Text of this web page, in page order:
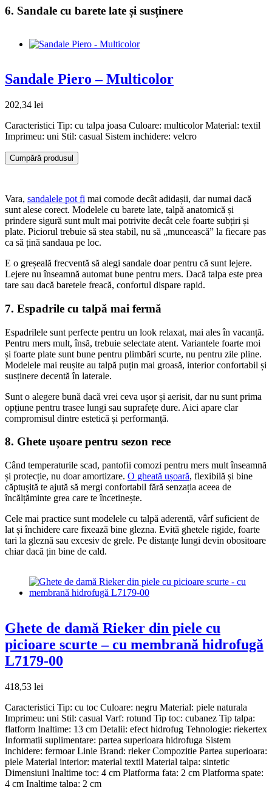
6. Sandale cu barete late și susținere
Sandale Piero – Multicolor
202,34 lei
Caracteristici Tip: cu talpa joasa Culoare: multicolor Material: textil
Imprimeu: uni Stil: casual Sistem inchidere: velcro
Cumpără produsul
Vara, sandalele pot fi mai comode decât adidașii, dar numai dacă
sunt alese corect. Modelele cu barete late, talpă anatomică și
prindere sigură sunt mult mai potrivite decât cele foarte subțiri și
plate. Piciorul trebuie să stea stabil, nu să „muncească” la fiecare pas
ca să țină sandaua pe loc.
E o greșeală frecventă să alegi sandale doar pentru că sunt lejere.
Lejere nu înseamnă automat bune pentru mers. Dacă talpa este prea
tare sau dacă baretele freacă, confortul dispare rapid.
7. Espadrile cu talpă mai fermă
Espadrilele sunt perfecte pentru un look relaxat, mai ales în vacanță.
Pentru mers mult, însă, trebuie selectate atent. Variantele foarte moi
și foarte plate sunt bune pentru plimbări scurte, nu pentru zile pline.
Modelele mai reușite au talpă puțin mai groasă, interior confortabil și
susținere decentă în laterale.
Sunt o alegere bună dacă vrei ceva ușor și aerisit, dar nu sunt prima
opțiune pentru trasee lungi sau suprafețe dure. Aici apare clar
compromisul dintre estetică și performanță.
8. Ghete ușoare pentru sezon rece
Când temperaturile scad, pantofii comozi pentru mers mult înseamnă
și protecție, nu doar amortizare. O gheată ușoară, flexibilă și bine
căptușită te ajută să mergi confortabil fără senzația aceea de
încălțăminte grea care te încetinește.
Cele mai practice sunt modelele cu talpă aderentă, vârf suficient de
lat și închidere care fixează bine glezna. Evită ghetele rigide, foarte
tari la gleznă sau excesiv de grele. Pe distanțe lungi devin obositoare
chiar dacă țin bine de cald.
Ghete de damă Rieker din piele cu
picioare scurte – cu membrană hidrofugă
L7179-00
418,53 lei
Caracteristici Tip: cu toc Culoare: negru Material: piele naturala
Imprimeu: uni Stil: casual Varf: rotund Tip toc: cubanez Tip talpa:
flatform Inaltime: 13 cm Detalii: efect hidrofug Tehnologie: riekertex
Informatii suplimentare: partea superioara hidrofuga Sistem
inchidere: fermoar Linie Brand: rieker Compozitie Partea superioara:
piele Material interior: material textil Material talpa: sintetic
Dimensiuni Inaltime toc: 4 cm Platforma fata: 2 cm Platforma spate:
4 cm Inaltime talpa: 2 cm